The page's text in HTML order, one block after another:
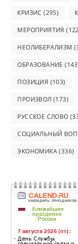
КРИЗИС (295)
МЕРОПРИЯТИЯ
НЕОЛИБЕРАЛИЗМ
ОБРАЗОВАНИЕ
ПОЗИЦИЯ (103)
ПРОИЗВОЛ (173)
РУССКОЕ СЛОВО
СОЦИАЛЬНЫЙ
ЭКОНОМИКА(336)